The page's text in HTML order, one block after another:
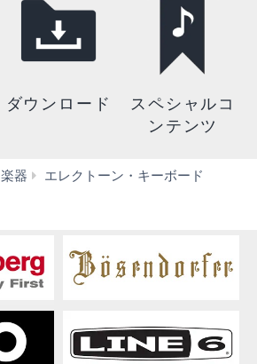
ダウンロード
スペシャルコ
ンテンツ
楽器 エレクトーン・キーボード